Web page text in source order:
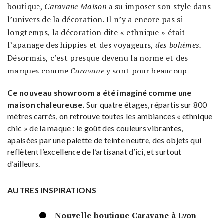
boutique, Caravane Maison a su imposer son style dans
l’univers de la décoration. Il n’y a encore pas si
longtemps, la décoration dite « ethnique » était
l’apanage des hippies et des voyageurs, des bohèmes.
Désormais, c’est presque devenu la norme et des
marques comme Caravaney sont pour beaucoup.
Ce nouveau showroom a été imaginé comme une
maison chaleureuse.Sur quatre étages, répartis sur 800
mètres carrés, on retrouve toutes les ambiances « ethnique
chic » de la maque : le goût des couleurs vibrantes,
apaisées par une palette de teinte neutre, des objets qui
reflètent l’excellence de l’artisanat d’ici, et surtout
d’ailleurs.
AUTRES INSPIRATIONS
Nouvelle boutique Caravane à Lyon